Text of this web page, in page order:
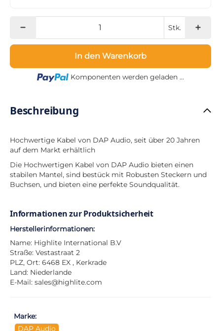
Stk.
In den Warenkorb
Loading...
Komponenten werden geladen ...
Beschreibung
Hochwertige Kabel von DAP Audio, seit über 20 Jahren
auf dem Markt erhältlich
Die Hochwertigen Kabel von DAP Audio bieten einen
stabilen Mantel, sind bestück mit Robusten Steckern und
Buchsen, und bieten eine perfekte Soundqualität.
Informationen zur Produktsicherheit
Herstellerinformationen:
Name: Highlite International B.V
Straße: Vestastraat 2
PLZ, Ort: 6468 EX , Kerkrade
Land: Niederlande
E-Mail: sales@highlite.com
Marke:
DAP Audio